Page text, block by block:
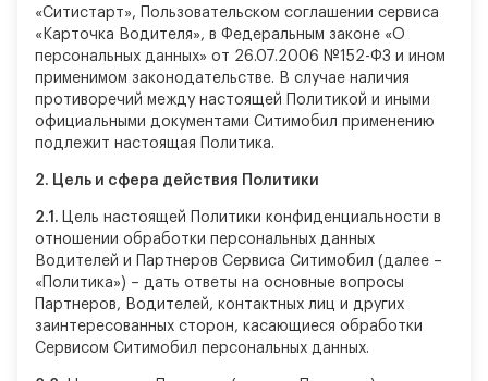
«Ситистарт», Пользовательском соглашении сервиса
«Карточка Водителя», в Федеральным законе «О
персональных данных» от 26.07.2006 №152-ФЗ и ином
применимом законодательстве. В случае наличия
противоречий между настоящей Политикой и иными
официальными документами Ситимобил применению
подлежит настоящая Политика.
2. Цель и сфера действия Политики
2.1. Цель настоящей Политики конфиденциальности в
отношении обработки персональных данных
Водителей и Партнеров Сервиса Ситимобил (далее –
«Политика») – дать ответы на основные вопросы
Партнеров, Водителей, контактных лиц и других
заинтересованных сторон, касающиеся обработки
Сервисом Ситимобил персональных данных.